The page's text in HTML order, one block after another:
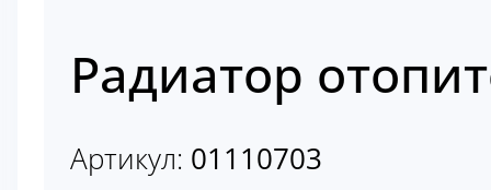
Радиатор
Артикул: 01110703